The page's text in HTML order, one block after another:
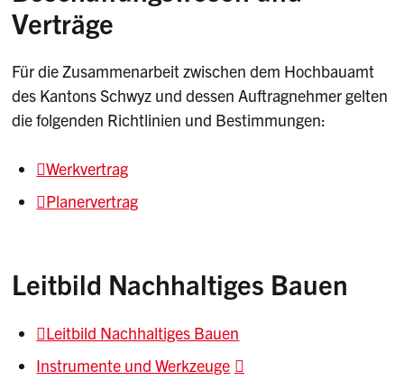
Verträge
Für die Zusammenarbeit zwischen dem Hochbauamt
des Kantons Schwyz und dessen Auftragnehmer gelten
die folgenden Richtlinien und Bestimmungen:
Werkvertrag
Planervertrag
Leitbild Nachhaltiges Bauen
Leitbild Nachhaltiges Bauen
Instrumente und Werkzeuge